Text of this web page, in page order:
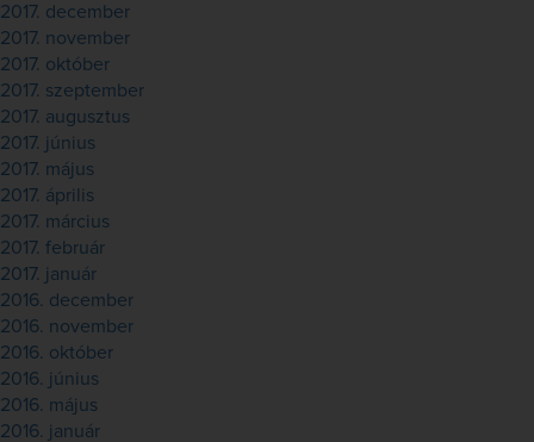
2017. december
2017. november
2017. október
2017. szeptember
2017. augusztus
2017. június
2017. május
2017. április
2017. március
2017. február
2017. január
2016. december
2016. november
2016. október
2016. június
2016. május
2016. január